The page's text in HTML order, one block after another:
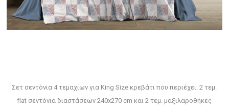
Σετ σεντόνια 4 τεμαχίων για King Size κρεβάτι που περιέχει: 2 τεμ.
flat σεντόνια διαστάσεων 240x270 cm και 2 τεμ. μαξιλαροθήκες